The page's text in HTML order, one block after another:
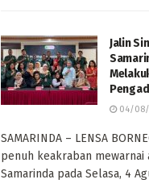
Jalin
04/08/
SAMARINDA – LENSA
penuh keakraban mewarnai
Samarinda pada Selasa, 4